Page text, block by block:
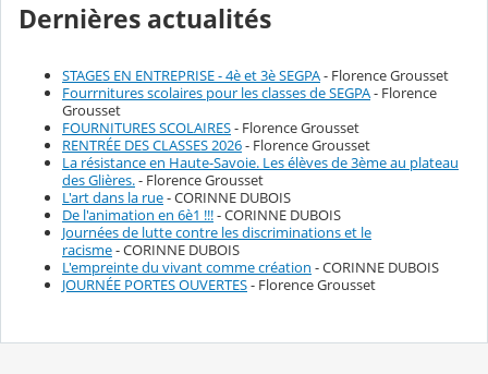
Dernières actualités
STAGES EN ENTREPRISE - 4è et 3è SEGPA- Florence Grousset
Fourrnitures scolaires pour les classes de SEGPA- Florence
Grousset
FOURNITURES SCOLAIRES- Florence Grousset
RENTRÉE DES CLASSES 2026- Florence Grousset
La résistance en Haute-Savoie. Les élèves de 3ème au plateau
des Glières.- Florence Grousset
L'art dans la rue- CORINNE DUBOIS
De l'animation en 6è1 !!!- CORINNE DUBOIS
Journées de lutte contre les discriminations et le
racisme- CORINNE DUBOIS
L'empreinte du vivant comme création - CORINNE DUBOIS
JOURNÉE PORTES OUVERTES- Florence Grousset